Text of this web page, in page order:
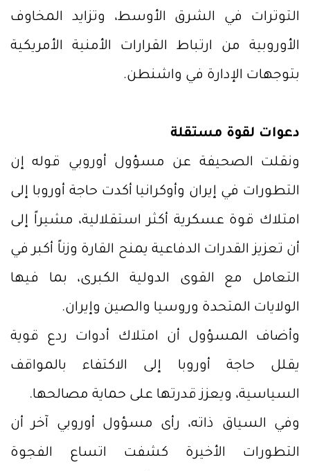
التوترات في الشرق الأوسط، وتزايد المخاوف
الأوروبية من ارتباط القرارات الأمنية الأمريكية
بتوجهات الإدارة في واشنطن.
دعوات لقوة مستقلة
ونقلت الصحيفة عن مسؤول أوروبي قوله إن
التطورات في إيران وأوكرانيا أكدت حاجة أوروبا إلى
امتلاك قوة عسكرية أكثر استقلالية، مشيراً إلى
أن تعزيز القدرات الدفاعية يمنح القارة وزناً أكبر في
التعامل مع القوى الدولية الكبرى، بما فيها
الولايات المتحدة وروسيا والصين وإيران.
وأضاف المسؤول أن امتلاك أدوات ردع قوية
يقلل حاجة أوروبا إلى الاكتفاء بالمواقف
السياسية، ويعزز قدرتها على حماية مصالحها.
وفي السياق ذاته، رأى مسؤول أوروبي آخر أن
التطورات الأخيرة كشفت اتساع الفجوة